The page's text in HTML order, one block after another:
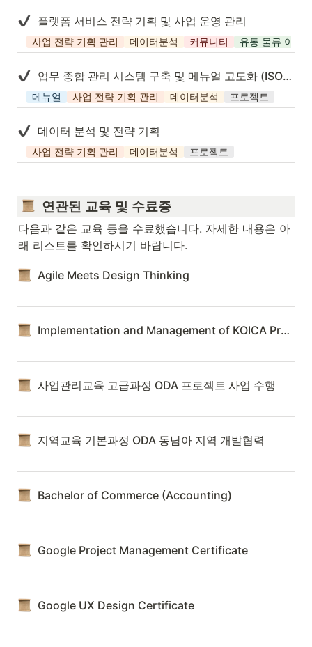
플랫폼 서비스 전략 기획 및 사업 운영 관리
사업 전략 기획 관리 데이터분석 커뮤니티 유통 물류 이커
업무 종합 관리 시스템 구축 및 메뉴얼 고도화 (ISO 9001, ISO 14001)
메뉴얼 사업 전략 기획 관리 데이터분석 프로젝트
데이터 분석 및 전략 기획
사업 전략 기획 관리 데이터분석 프로젝트
  연관된 교육 및 수료증
다음과 같은 교육 등을 수료했습니다. 자세한 내용은 아
래 리스트를 확인하시기 바랍니다.
Agile Meets Design Thinking
Implementation and Management of KOICA Projects
사업관리교육 고급과정 ODA 프로젝트 사업 수행
지역교육 기본과정 ODA 동남아 지역 개발협력
Bachelor of Commerce (Accounting)
Google Project Management Certificate
Google UX Design Certificate